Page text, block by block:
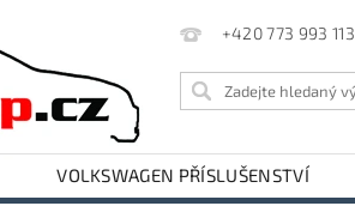
+420 773 993 113
VOLKSWAGEN PŘÍSLUŠENSTVÍ